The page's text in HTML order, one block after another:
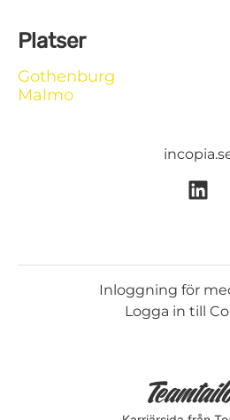
Platser
Gothenburg
Malmo
Inloggning för
Logga in till